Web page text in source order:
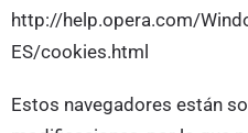
http://help.opera.com/
ES/cookies.html
Estos navegadores están